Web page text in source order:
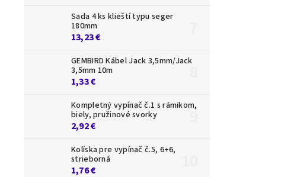
Sada 4 ks klieští typu seger
180mm
13,23 €
GEMBIRD Kábel Jack 3,5mm/Jack
3,5mm 10m
1,33 €
Kompletný vypínač č.1 s rámikom,
biely, pružinové svorky
2,92 €
Kolíska pre vypínač č.5, 6+6,
strieborná
1,76 €